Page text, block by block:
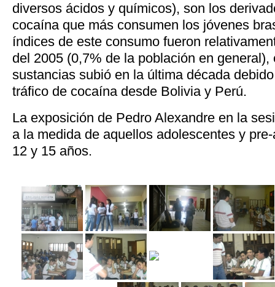
diversos ácidos y químicos), son los
cocaína que más consumen los jóvenes
índices de este consumo fueron
del 2005 (0,7% de la población en general),
sustancias subió en la última década
tráfico de cocaína desde Bolivia y Perú.
La exposición de Pedro Alexandre en la
a la medida de aquellos adolescentes y
12 y 15 años.